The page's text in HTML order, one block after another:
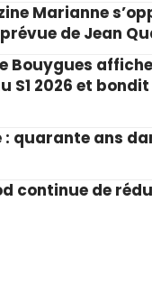
Marianne
de Jean
Bouygues
S1 2026 et bondit
: quarante ans
continue de